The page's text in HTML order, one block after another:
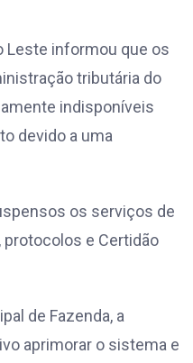
Leste informou que os
tributária do
indisponíveis
devido a uma
os serviços de
protocolos e Certidão
de Fazenda, a
aprimorar o sistema e